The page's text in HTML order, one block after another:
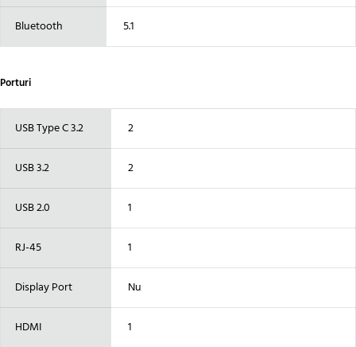
Bluetooth 5.1
Porturi
USB Type C 3.2 2
USB 3.2 2
USB 2.0 1
RJ-45 1
Display Port Nu
HDMI 1